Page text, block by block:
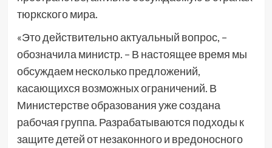
тюркского мира.
«Это действительно актуальный вопрос, –
обозначила министр. – В настоящее время мы
обсуждаем несколько предложений,
касающихся возможных ограничений. В
Министерстве образования уже создана
рабочая группа. Разрабатываются подходы к
защите детей от незаконного и вредоносного